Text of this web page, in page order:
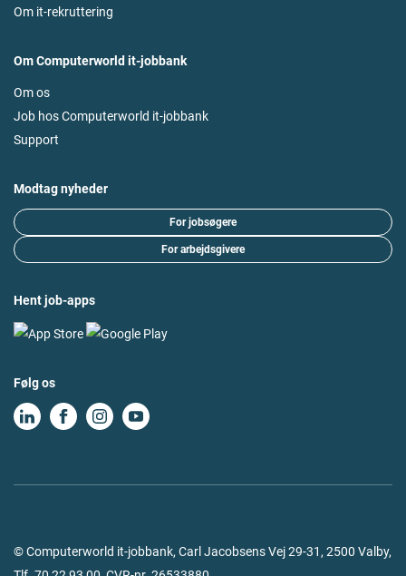
Om it-rekruttering
Om Computerworld it-jobbank
Om os
Job hos Computerworld it-jobbank
Support
Modtag nyheder
For jobsøgere
For arbejdsgivere
Hent job-apps
Følg os
© Computerworld it-jobbank, Carl Jacobsens Vej 29-31, 2500 Valby,